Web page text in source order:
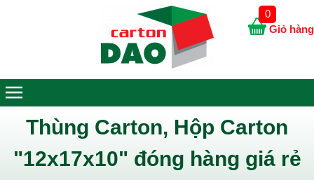
Thùng Carton, Hộp Carton
"12x17x10" đóng hàng giá rẻ
Giỏ hàng
0